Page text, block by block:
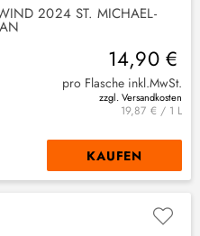
2024 ST. MICHAEL-
14,90 €
pro Flasche inkl.MwSt.
zzgl. Versandkosten
19,87 € / 1 L
KAUFEN